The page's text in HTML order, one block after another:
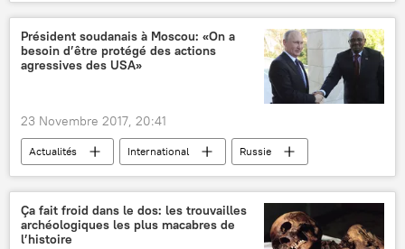
pillage prêt
argent
services secrets
mondialisation
États-Unis
ovnis carte
ufologues
extraterrestres
insolite
Président soudanais à Moscou: «On a
besoin d’être protégé des actions
agressives des USA»
23 Novembre 2017, 20:41
Actualités International
Russie
Syrie
Soudan
Washington
Bachar el-Assad
Omar el-Béchir
Ça fait froid dans le dos: les trouvailles
archéologiques les plus macabres de
l’histoire